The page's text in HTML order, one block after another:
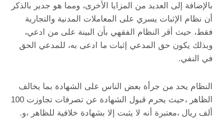
بالإضافة إلى العديد من المزايا الأخرى، ومما هو جدير بالذكر
أن نظام الإثبات يسري على المعاملات المدنية والتجارية
فقط، حيث أقر النظام الفقهي بأن البينة على من ادعي،
وبذلك يكون حق المدعي إثبات ما ادعى به، للمدعي الحق
في النفي.
النظام يحد من جرأة بعض الناس على الشهادة بما يخالف
الظاهر ،حيث يحرم قبول الشهادة عن تصرفات تجاوزت 100
ألف ريال ،معتبرة أنه لا يثبت إلا بشهادة خلافية للظاهر ،و.